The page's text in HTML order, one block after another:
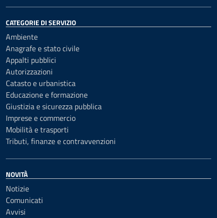
CATEGORIE DI SERVIZIO
Ambiente
Anagrafe e stato civile
Appalti pubblici
Autorizzazioni
Catasto e urbanistica
Educazione e formazione
Giustizia e sicurezza pubblica
Imprese e commercio
Mobilità e trasporti
Tributi, finanze e contravvenzioni
NOVITÀ
Notizie
Comunicati
Avvisi